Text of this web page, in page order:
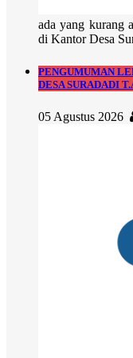
ada yang kurang
di Kantor Desa
PENGUMUMAN
DESA SURADADI
05 Agustus 2026